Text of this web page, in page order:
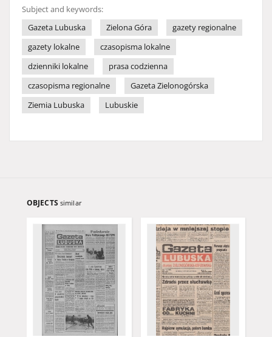
Subject and keywords:
Gazeta Lubuska
Zielona Góra
gazety regionalne
gazety lokalne
czasopisma lokalne
dzienniki lokalne
prasa codzienna
czasopisma regionalne
Gazeta Zielonogórska
Ziemia Lubuska
Lubuskie
OBJECTS similar